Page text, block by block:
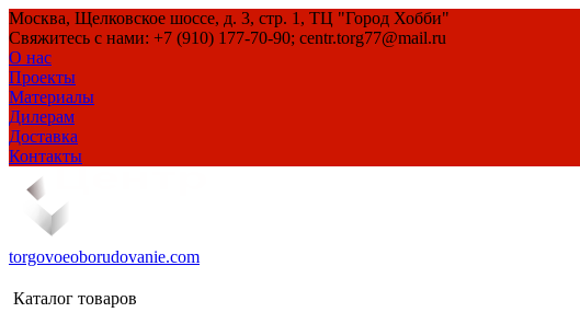
Москва, Щелковское шоссе, д. 3, стр. 1, ТЦ "Город Хобби"
Свяжитесь с нами: +7 (910) 177-70-90; centr.torg77@mail.ru
О нас
Проекты
Материалы
Дилерам
Доставка
Контакты
torgovoeoborudovanie.com
Каталог товаров